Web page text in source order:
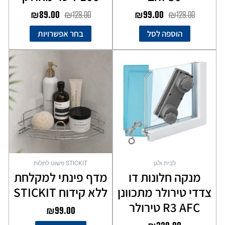
₪129.00
₪99.00
הוספה לסל
₪129.00
₪89.00
בחר אפשרויות
לבית ולגן
מנקה חלונות דו
צדדי טירולר מתכוונן
R3 AFC טירולר
STICKIT פשוט לתלות
מדף פינתי למקלחת
ללא קידוח STICKIT
₪99.00